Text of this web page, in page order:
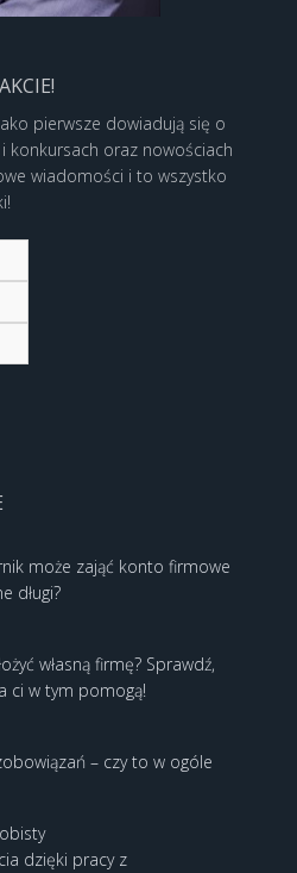
pierwsze dowiadują się o
konkursach oraz nowościach
wiadomości i to wszystko
może zająć konto firmowe
długi?
własną firmę? Sprawdź,
ci w tym pomogą!
– czy to w ogóle
dzięki pracy z